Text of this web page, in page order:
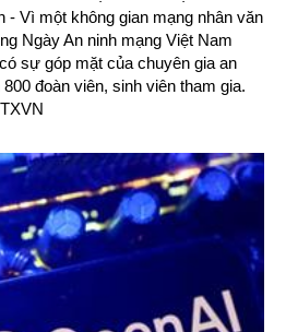
- Vì một không gian mạng nhân văn
Ngày An ninh mạng Việt Nam
sự góp mặt của chuyên gia an
đoàn viên, sinh viên tham gia.